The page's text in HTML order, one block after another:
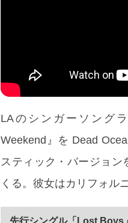
LAのシンガーソング
Weekend』を Dead
スティック・バージョン
くる。彼女はカリフォル